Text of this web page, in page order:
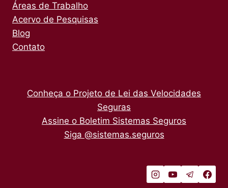
Áreas de Trabalho
Acervo de Pesquisas
Blog
Contato
Conheça o Projeto de Lei das Velocidades
Seguras
Assine o Boletim Sistemas Seguros
Siga @sistemas.seguros